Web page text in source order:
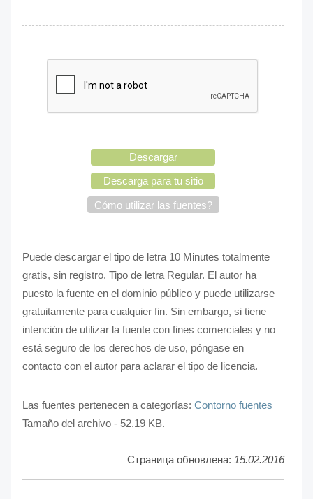
Descargar
Descarga para tu sitio
Cómo utilizar las fuentes?
Puede descargar el tipo de letra 10 Minutes totalmente
gratis, sin registro. Tipo de letra Regular. El autor ha
puesto la fuente en el dominio público y puede utilizarse
gratuitamente para cualquier fin. Sin embargo, si tiene
intención de utilizar la fuente con fines comerciales y no
está seguro de los derechos de uso, póngase en
contacto con el autor para aclarar el tipo de licencia.
Las fuentes pertenecen a categorías: Contorno fuentes
Tamaño del archivo - 52.19 KB.
Страница обновлена: 15.02.2016